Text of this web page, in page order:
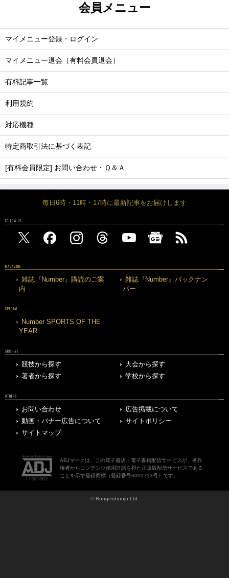
会員メニュー
マイメニュー登録・ログイン
マイメニュー退会（有料会員退会）
有料記事一覧
利用規約
対応機種
特定商取引法に基づく表記
[有料会員限定] お問い合わせ・Ｑ＆Ａ
毎日6時・11時・17時に最新記事をお届けします
FOLLOW US
MAGAZINE
雑誌『Number』購読のご案
内
雑誌『Number』バックナン
バー
SPECIAL
Number SPORTS OF THE
YEAR
ARCHIVE
競技から探す
大会から探す
著者から探す
学校から探す
OTHERS
お問い合わせ
広告掲載について
動画・バナー広告について
サイトポリシー
サイトマップ
ABJマークは、この電子書店・電子書籍配信サービスが、著作
権者からコンテンツ使用許諾を得た正規版配信サービスである
ことを示す登録商標（登録番号6091713号）です。
© Bungeishunju Ltd.